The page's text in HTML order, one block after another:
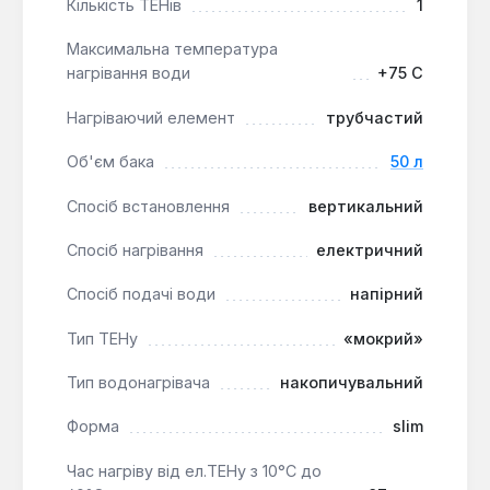
корозії. Фланець забезпечує легкий доступ до
та заміни анода або ТЕНу.
Цей водонагрівач підходить для встановлення у
та вертикальному монтажу. Він є оптимальним
забезпечуючи стабільне постачання гарячої води
для сім'ї, а також для об'єктів, де важлива
Кількість ТЕНів 1
Максимальна температура
нагрівання води
+75 C
Нагріваючий елемент трубчастий
Об'єм бака 50 л
Спосіб встановлення вертикальний
Спосіб нагрівання електричний
Спосіб подачі води напірний
Тип ТЕНу «мокрий»
Тип водонагрівача накопичувальний
Форма slim
Час нагріву від ел.ТЕНу з 10°С до